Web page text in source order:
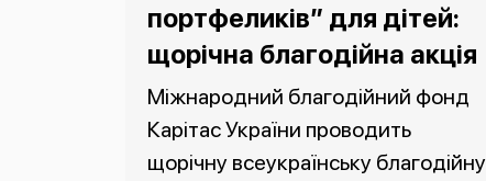
портфеликів” для дітей:
щорічна благодійна акція
Міжнародний благодійний фонд
Карітас України проводить
щорічну всеукраїнську благодійну